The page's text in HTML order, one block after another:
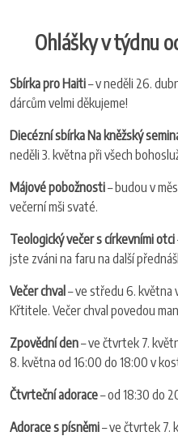
Ohlášky v týdnu
Sbírka pro Haiti– v neděli 26.
dárcům velmi děkujeme!
Diecézní sbírka Na kněžský
neděli 3. května při všech
Májové pobožnosti– budou v
večerní mši svaté.
Teologický večer s církevními otci
jste zváni na faru na další
Večer chval – ve středu 6. května
Křtitele. Večer chval povedou
Zpovědní den– ve čtvrtek 7.
8. května od 16:00 do 18:00 v
Čtvrteční adorace– od 18:30 do
Adorace s písněmi– ve čtvrtek 7.